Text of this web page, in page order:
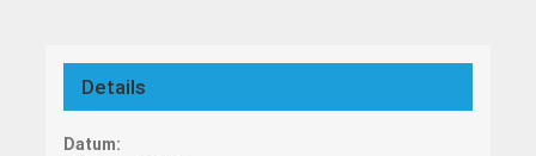
Details
Datum: